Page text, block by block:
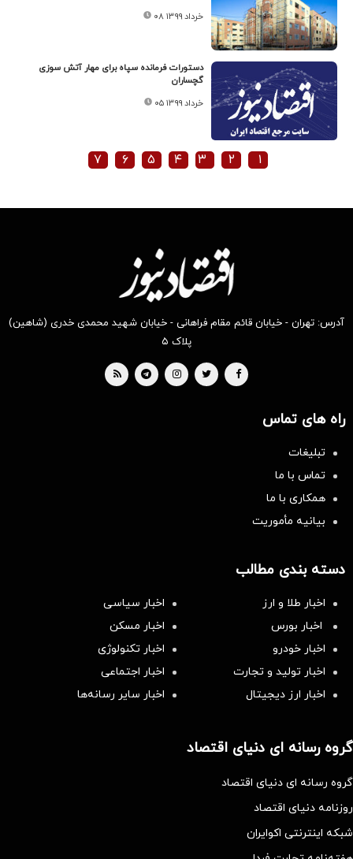
۰۸ خرداد ۱۳۹۹
دستورات فرمانده سپاه برای مهار آتش سوزی
گچساران
۰۵ خرداد ۱۳۹۹
۱ ۲ ۳ ۴ ۵ ۶ ۷
آدرس: تهران - خیابان قائم مقام فراهانی - خیابان شهید محمدی خدری (شاهین)
پلاک ۵
راه های تماس
تبلیغات
تماس با ما
همکاری با ما
بیانیه مأموریت
دسته بندی مطالب
اخبار طلا و ارز
اخبار سیاسی
اخبار بورس
اخبار مسکن
اخبار خودرو
اخبار تکنولوژی
اخبار تولید و تجارت
اخبار اجتماعی
اخبار ارز دیجیتال
اخبار سایر رسانه‌‌ها
گروه رسانه ای دنیای اقتصاد
گروه رسانه ای دنیای اقتصاد
روزنامه دنیای اقتصاد
شبکه اینترنتی اکوایران